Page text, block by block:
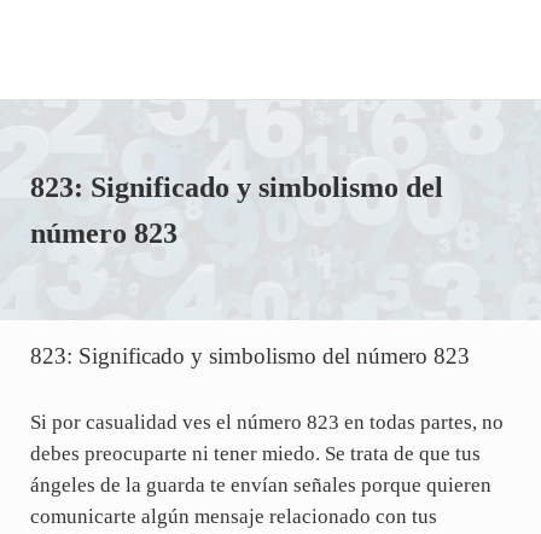
823: Significado y simbolismo del
número 823
823: Significado y simbolismo del número 823
Si por casualidad ves el número 823 en todas partes, no
debes preocuparte ni tener miedo. Se trata de que tus
ángeles de la guarda te envían señales porque quieren
comunicarte algún mensaje relacionado con tus